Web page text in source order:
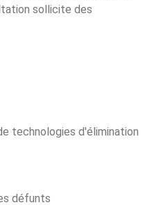
sollicite des
technologies d'élimination
défunts